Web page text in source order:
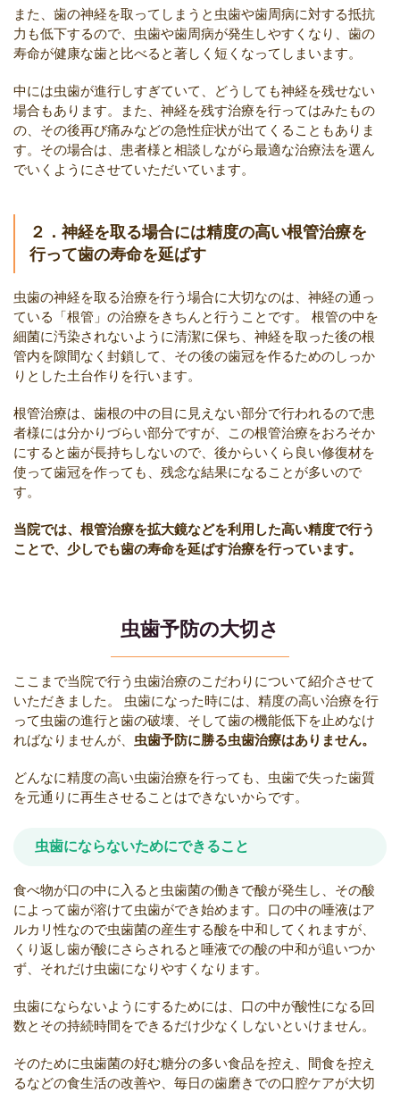
また、歯の神経を取ってしまうと虫歯や歯周病に対する抵抗
力も低下するので、虫歯や歯周病が発生しやすくなり、歯の
寿命が健康な歯と比べると著しく短くなってしまいます。
中には虫歯が進行しすぎていて、どうしても神経を残せない
場合もあります。また、神経を残す治療を行ってはみたもの
の、その後再び痛みなどの急性症状が出てくることもありま
す。その場合は、患者様と相談しながら最適な治療法を選ん
でいくようにさせていただいています。
２．神経を取る場合には精度の高い根管治療を
行って歯の寿命を延ばす
虫歯の神経を取る治療を行う場合に大切なのは、神経の通っ
ている「根管」の治療をきちんと行うことです。 根管の中を
細菌に汚染されないように清潔に保ち、神経を取った後の根
管内を隙間なく封鎖して、その後の歯冠を作るためのしっか
りとした土台作りを行います。
根管治療は、歯根の中の目に見えない部分で行われるので患
者様には分かりづらい部分ですが、この根管治療をおろそか
にすると歯が長持ちしないので、後からいくら良い修復材を
使って歯冠を作っても、残念な結果になることが多いので
す。
当院では、根管治療を拡大鏡などを利用した高い精度で行う
ことで、少しでも歯の寿命を延ばす治療を行っています。
虫歯予防の大切さ
ここまで当院で行う虫歯治療のこだわりについて紹介させて
いただきました。 虫歯になった時には、精度の高い治療を行
って虫歯の進行と歯の破壊、そして歯の機能低下を止めなけ
ればなりませんが、 虫歯予防に勝る虫歯治療はありません。
どんなに精度の高い虫歯治療を行っても、虫歯で失った歯質
を元通りに再生させることはできないからです。
虫歯にならないためにできること
食べ物が口の中に入ると虫歯菌の働きで酸が発生し、その酸
によって歯が溶けて虫歯ができ始めます。口の中の唾液はア
ルカリ性なので虫歯菌の産生する酸を中和してくれますが、
くり返し歯が酸にさらされると唾液での酸の中和が追いつか
ず、それだけ虫歯になりやすくなります。
虫歯にならないようにするためには、口の中が酸性になる回
数とその持続時間をできるだけ少なくしないといけません。
そのために虫歯菌の好む糖分の多い食品を控え、間食を控え
るなどの食生活の改善や、毎日の歯磨きでの口腔ケアが大切